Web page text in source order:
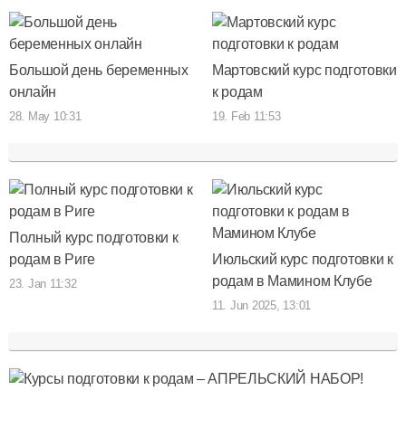
Большой день беременных
онлайн
28. May 10:31
Мартовский курс подготовки
к родам
19. Feb 11:53
Полный курс подготовки к
родам в Риге
23. Jan 11:32
Июльский курс подготовки к
родам в Мамином Клубе
11. Jun 2025, 13:01